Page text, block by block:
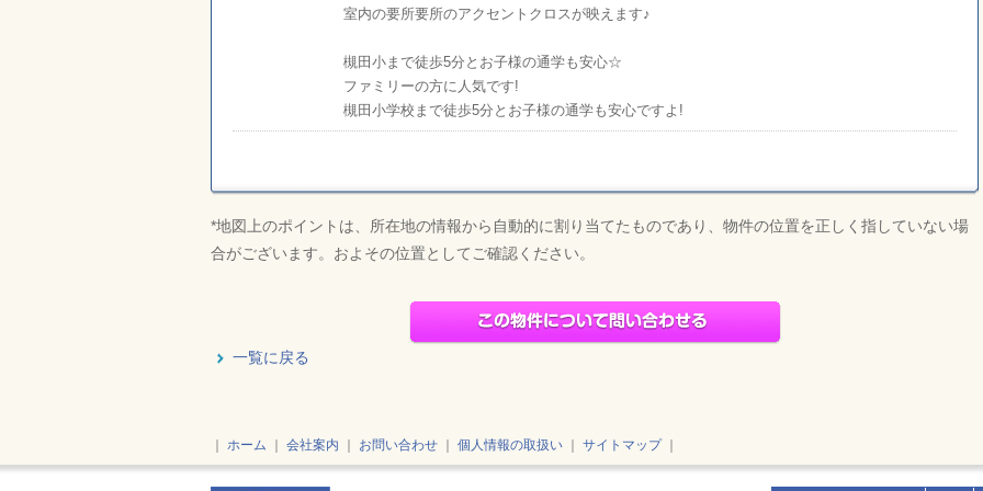
室内の要所要所のアクセントクロスが映えます♪
槻田小まで徒歩5分とお子様の通学も安心☆
ファミリーの方に人気です!
槻田小学校まで徒歩5分とお子様の通学も安心ですよ!
*地図上のポイントは、所在地の情報から自動的に割り当てたものであり、物件の位置を正しく指していない場
合がございます。およその位置としてご確認ください。
一覧に戻る
｜ ホーム ｜ 会社案内 ｜ お問い合わせ ｜ 個人情報の取扱い ｜ サイトマップ｜